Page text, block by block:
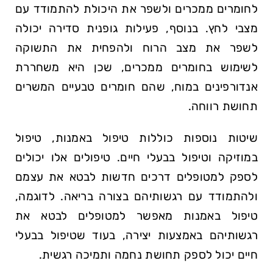
לחומרים ממכרים ולשפר את היכולת להתמודד עם
מצבי לחץ. בנוסף, פעילות גופנית סדירה יכולה
לשפר את מצב הרוח ולהפחית את התשוקה
לשימוש בחומרים ממכרים, שכן היא משחררת
אנדורפינים במוח, שהם חומרים טבעיים המשרים
תחושת רווחה.
שיטות נוספות כוללות טיפול באמנות, טיפול
במוזיקה וטיפול בבעלי חיים. טיפולים אלו יכולים
לספק למטופלים דרכים חדשות לבטא את עצמם
ולהתמודד עם רגשותיהם בצורה בריאה. לדוגמה,
טיפול באמנות מאפשר למטופלים לבטא את
רגשותיהם באמצעות יצירה, בעוד שטיפול בבעלי
חיים יכול לספק תחושת נחמה ותמיכה רגשית.